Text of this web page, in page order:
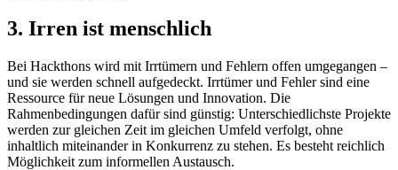
3. Irren ist menschlich
Bei Hackthons wird mit Irrtümern und Fehlern offen umgegangen –
und sie werden schnell aufgedeckt. Irrtümer und Fehler sind eine
Ressource für neue Lösungen und Innovation. Die
Rahmenbedingungen dafür sind günstig: Unterschiedlichste Projekte
werden zur gleichen Zeit im gleichen Umfeld verfolgt, ohne
inhaltlich miteinander in Konkurrenz zu stehen. Es besteht reichlich
Möglichkeit zum informellen Austausch.